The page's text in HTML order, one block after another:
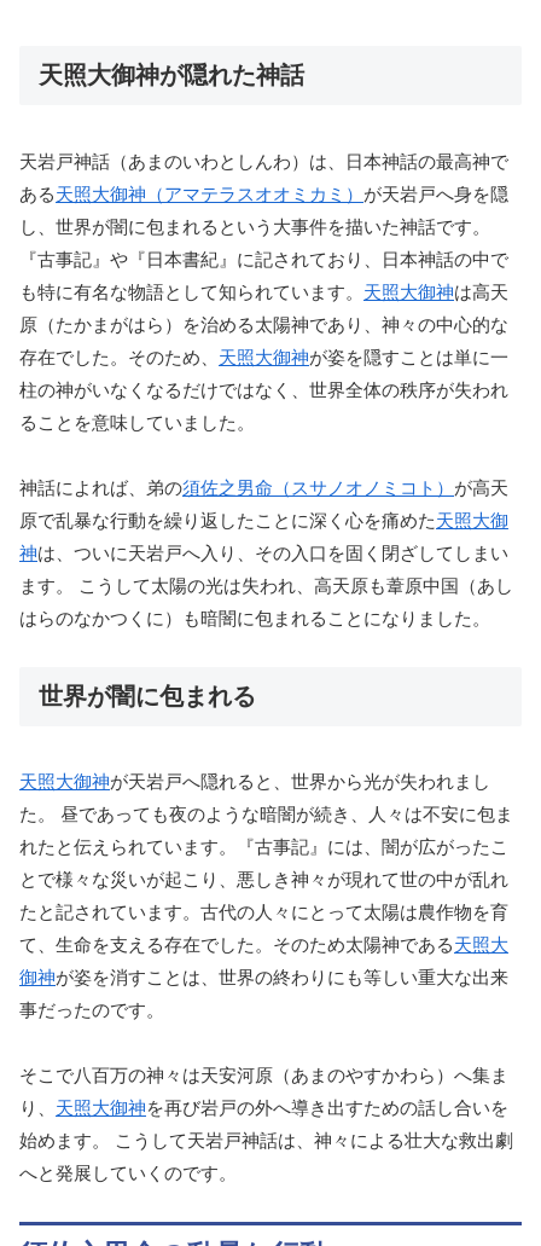
天照大御神が隠れた神話
天岩戸神話（あまのいわとしんわ）は、日本神話の最高神で
ある天照大御神（アマテラスオオミカミ） が天岩戸へ身を隠
し、世界が闇に包まれるという大事件を描いた神話です。
『古事記』や『日本書紀』に記されており、日本神話の中で
も特に有名な物語として知られています。 天照大御神は高天
原（たかまがはら）を治める太陽神であり、神々の中心的な
存在でした。そのため、 天照大御神が姿を隠すことは単に一
柱の神がいなくなるだけではなく、世界全体の秩序が失われ
ることを意味していました。
神話によれば、弟の須佐之男命（スサノオノミコト） が高天
原で乱暴な行動を繰り返したことに深く心を痛めた天照大御
神は、ついに天岩戸へ入り、その入口を固く閉ざしてしまい
ます。 こうして太陽の光は失われ、高天原も葦原中国（あし
はらのなかつくに）も暗闇に包まれることになりました。
世界が闇に包まれる
天照大御神が天岩戸へ隠れると、世界から光が失われまし
た。 昼であっても夜のような暗闇が続き、人々は不安に包ま
れたと伝えられています。『古事記』には、闇が広がったこ
とで様々な災いが起こり、悪しき神々が現れて世の中が乱れ
たと記されています。古代の人々にとって太陽は農作物を育
て、生命を支える存在でした。そのため太陽神である天照大
御神が姿を消すことは、世界の終わりにも等しい重大な出来
事だったのです。
そこで八百万の神々は天安河原（あまのやすかわら）へ集ま
り、 天照大御神を再び岩戸の外へ導き出すための話し合いを
始めます。 こうして天岩戸神話は、神々による壮大な救出劇
へと発展していくのです。